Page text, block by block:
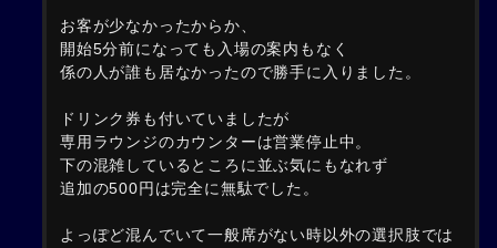
お客が少なかったからか、
開始5分前になっても入場の案内もなく
係の人が誰も居なかったので勝手に入りました。
ドリンク券も付いていましたが
専用ラウンジのカウンターは営業停止中。
下の混雑しているところに並ぶ気にもなれず
追加の500円は完全に無駄でした。
よっぽど混んでいて一般席がない時以外の選択肢では